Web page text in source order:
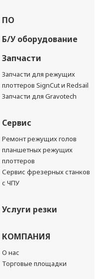
ПО
Б/У оборудование
Запчасти
Запчасти для режущих
плоттеров SignCut и Redsail
Запчасти для Gravotech
Сервис
Ремонт режущих голов
планшетных режущих
плоттеров
Сервис фрезерных станков
с ЧПУ
Услуги резки
КОМПАНИЯ
О нас
Торговые площадки